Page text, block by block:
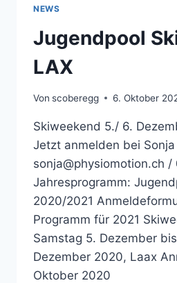
NEWS
Jugendpool
LAX
Von scoberegg 6. Oktober
Skiweekend 5./ 6.
Jetzt anmelden bei Sonja
sonja@physiomotion.ch
Jahresprogramm:
2020/2021
Programm für 2021
Samstag 5. Dezember
Dezember 2020, Laax
Oktober 2020